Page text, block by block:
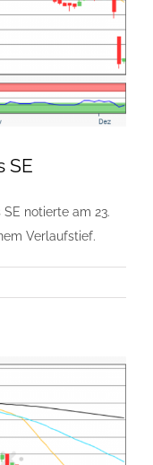
SE
SE notierte am 23.
Verlaufstief.